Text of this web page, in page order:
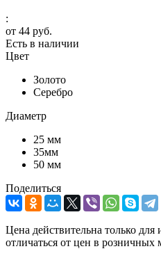
:
от 44 руб.
Есть в наличии
Цвет
Золото
Серебро
Диаметр
25 мм
35мм
50 мм
Поделиться
Цена действительна только
отличаться от цен в розничных